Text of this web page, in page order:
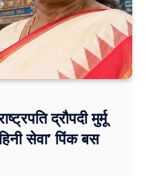
द्रौपदी मुर्मू
सेवा’ पिंक बस